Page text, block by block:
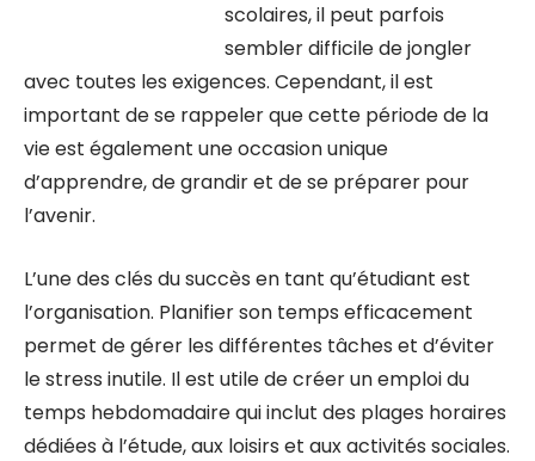
scolaires, il peut parfois
sembler difficile de jongler
avec toutes les exigences. Cependant, il est
important de se rappeler que cette période de la
vie est également une occasion unique
d’apprendre, de grandir et de se préparer pour
l’avenir.
L’une des clés du succès en tant qu’étudiant est
l’organisation. Planifier son temps efficacement
permet de gérer les différentes tâches et d’éviter
le stress inutile. Il est utile de créer un emploi du
temps hebdomadaire qui inclut des plages horaires
dédiées à l’étude, aux loisirs et aux activités sociales.